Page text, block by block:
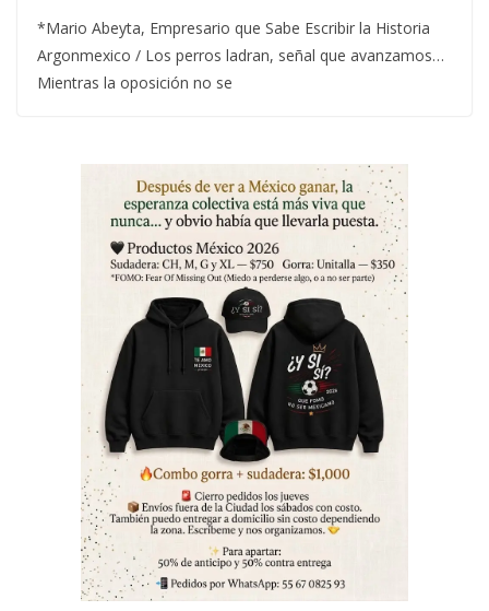
*Mario Abeyta, Empresario que Sabe Escribir la Historia
Argonmexico / Los perros ladran, señal que avanzamos…
Mientras la oposición no se